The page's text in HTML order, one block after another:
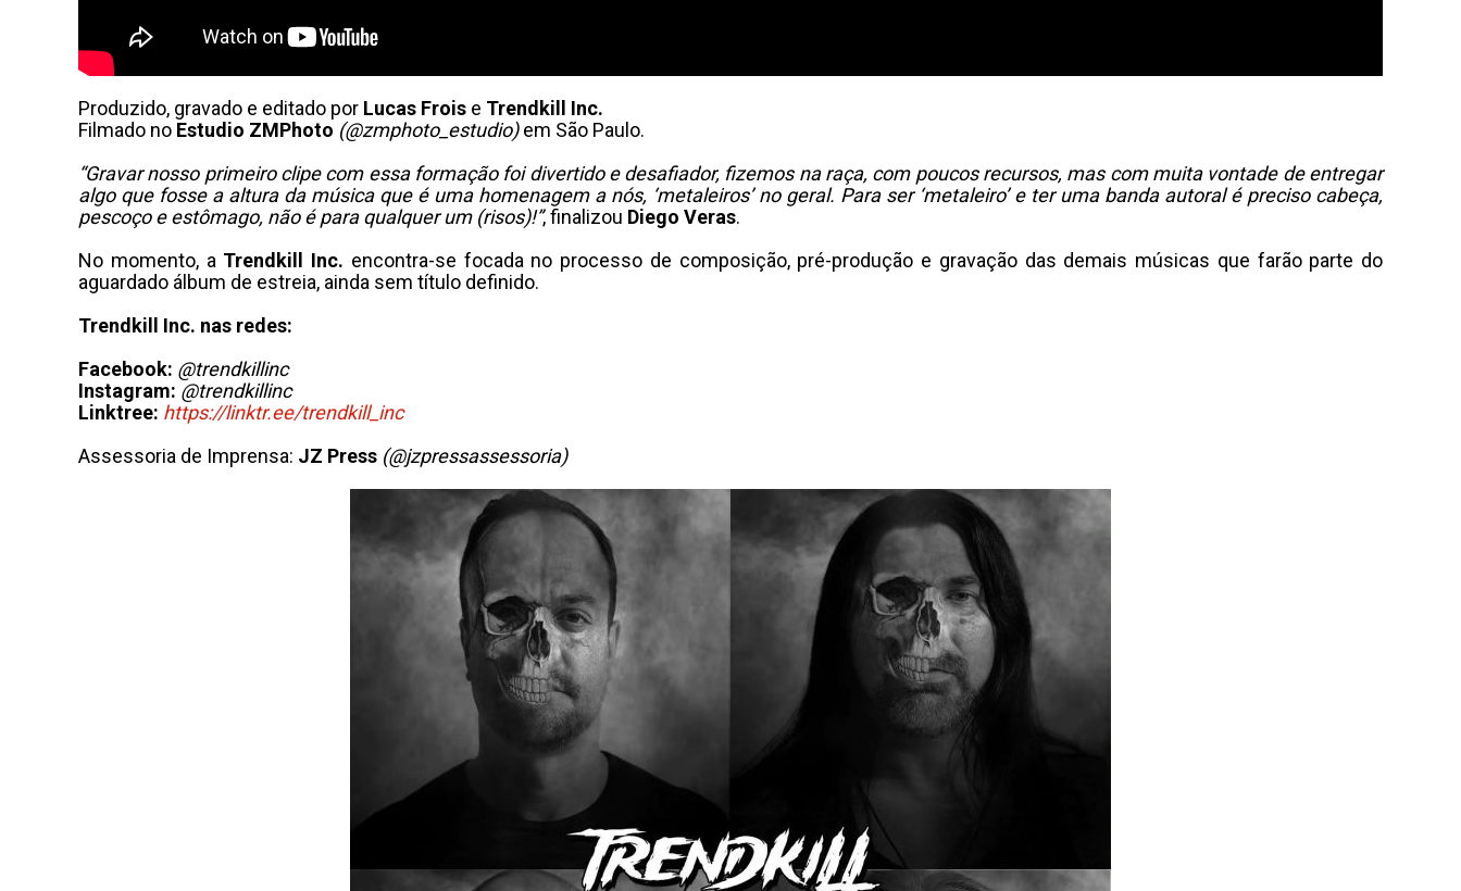
Produzido, gravado e editado por Lucas Frois e Trendkill Inc.
Filmado no Estudio ZMPhoto (@zmphoto_estudio)em São Paulo.
“Gravar nosso primeiro clipe com essa formação foi divertido e desafiador, fizemos na raça, com poucos recursos, mas com muita vontade de entregar
algo que fosse a altura da música que é uma homenagem a nós, ‘metaleiros’ no geral. Para ser ‘metaleiro’ e ter uma banda autoral é preciso cabeça,
pescoço e estômago, não é para qualquer um (risos)!”, finalizou Diego Veras.
No momento, a Trendkill Inc. encontra-se focada no processo de composição, pré-produção e gravação das demais músicas que farão parte do
aguardado álbum de estreia, ainda sem título definido.
Trendkill Inc. nas redes:
Facebook: @trendkillinc
Instagram: @trendkillinc
Linktree: https://linktr.ee/trendkill_ inc
Assessoria de Imprensa: JZ Press (@jzpressassessoria)